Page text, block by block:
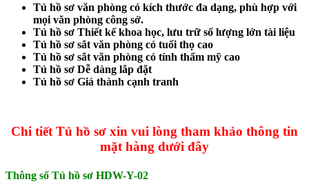
Tủ hồ sơ văn phòng có kích thước đa dạng, phù hợp với
mọi văn phòng công sở.
Tủ hồ sơ Thiết kế khoa học, lưu trữ số lượng lớn tài liệu
Tủ hồ sơ sắt văn phòng có tuổi thọ cao
Tủ hồ sơ sắt văn phòng có tính thẩm mỹ cao
Tủ hồ sơ Dễ dàng lắp đặt
Tủ hồ sơ Giá thành cạnh tranh
Chi tiết Tủ hồ sơ xin vui lòng tham khảo thông tin
mặt hàng dưới đây
Thông số Tủ hồ sơ HDW-Y-02